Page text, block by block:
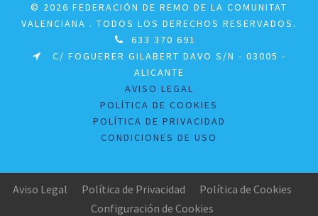
© 2026 FEDERACIÓN DE REMO DE LA COMUNITAT
VALENCIANA . TODOS LOS DERECHOS RESERVADOS.
633 370 691
C/ FOGUERER GILABERT DAVO S/N - 03005 -
ALICANTE
AVISO LEGAL
POLÍTICA DE COOKIES
POLÍTICA DE PRIVACIDAD
CONDICIONES DE USO
Aviso Legal Política de Privacidad
Política de Cookies
Configuración de Cookies